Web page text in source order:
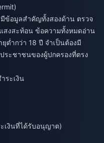
ข้อมูลสำคัญทั้งสองด้าน ตรวจ
สงสะท้อน ข้อความทั้งหมดอ่าน
ต่ำกว่า 18 ปี จำเป็นต้องมี
ระชาชนของผู้ปกครองที่ตรง
ระเงิน
เงินที่ได้รับอนุญาต)